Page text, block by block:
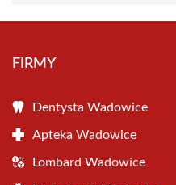
FIRMY
Dentysta Wadowice
Apteka Wadowice
Lombard Wadowice